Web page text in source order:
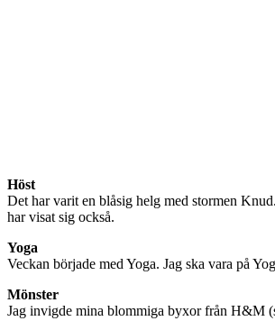
Höst
Det har varit en blåsig helg med stormen
har visat sig också.
Yoga
Veckan började med Yoga. Jag ska vara på
Mönster
Jag invigde mina blommiga byxor från H&M